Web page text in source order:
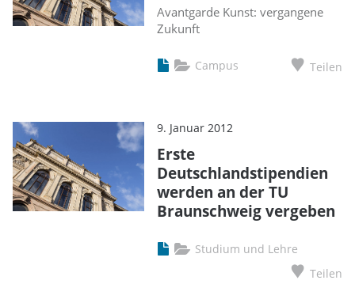
Avantgarde Kunst: vergangene
Zukunft
Campus Teilen
9. Januar 2012
Erste
Deutschlandstipendien
werden an der TU
Braunschweig vergeben
Studium und Lehre
Teilen